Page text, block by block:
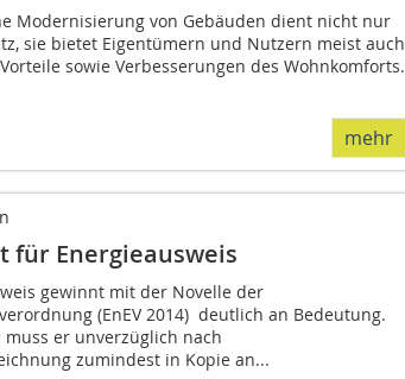
Modernisierung von Gebäuden dient nicht nur
sie bietet Eigentümern und Nutzern meist auch
sowie Verbesserungen des Wohnkomforts.
mehr
für Energieausweis
gewinnt mit der Novelle der
(EnEV 2014) deutlich an Bedeutung.
muss er unverzüglich nach
zumindest in Kopie an...